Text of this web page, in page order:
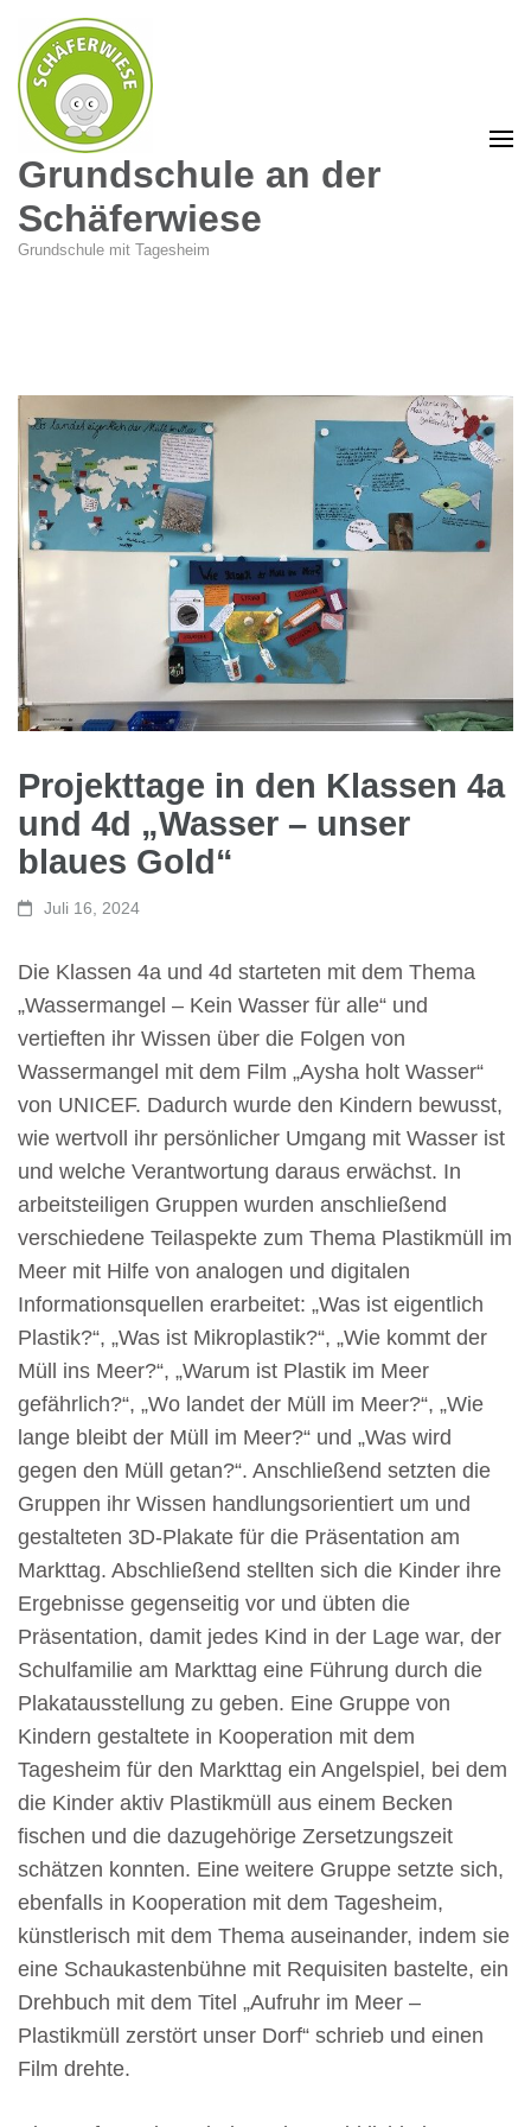
Grundschule an der
Schäferwiese
Grundschule mit Tagesheim
Projekttage in den Klassen 4a
und 4d „Wasser – unser
blaues Gold“
Juli 16, 2024
Die Klassen 4a und 4d starteten mit dem Thema
„Wassermangel – Kein Wasser für alle“ und
vertieften ihr Wissen über die Folgen von
Wassermangel mit dem Film „Aysha holt Wasser“
von UNICEF. Dadurch wurde den Kindern bewusst,
wie wertvoll ihr persönlicher Umgang mit Wasser ist
und welche Verantwortung daraus erwächst. In
arbeitsteiligen Gruppen wurden anschließend
verschiedene Teilaspekte zum Thema Plastikmüll im
Meer mit Hilfe von analogen und digitalen
Informationsquellen erarbeitet: „Was ist eigentlich
Plastik?“, „Was ist Mikroplastik?“, „Wie kommt der
Müll ins Meer?“, „Warum ist Plastik im Meer
gefährlich?“, „Wo landet der Müll im Meer?“, „Wie
lange bleibt der Müll im Meer?“ und „Was wird
gegen den Müll getan?“. Anschließend setzten die
Gruppen ihr Wissen handlungsorientiert um und
gestalteten 3D-Plakate für die Präsentation am
Markttag. Abschließend stellten sich die Kinder ihre
Ergebnisse gegenseitig vor und übten die
Präsentation, damit jedes Kind in der Lage war, der
Schulfamilie am Markttag eine Führung durch die
Plakatausstellung zu geben. Eine Gruppe von
Kindern gestaltete in Kooperation mit dem
Tagesheim für den Markttag ein Angelspiel, bei dem
die Kinder aktiv Plastikmüll aus einem Becken
fischen und die dazugehörige Zersetzungszeit
schätzen konnten. Eine weitere Gruppe setzte sich,
ebenfalls in Kooperation mit dem Tagesheim,
künstlerisch mit dem Thema auseinander, indem sie
eine Schaukastenbühne mit Requisiten bastelte, ein
Drehbuch mit dem Titel „Aufruhr im Meer –
Plastikmüll zerstört unser Dorf“ schrieb und einen
Film drehte.